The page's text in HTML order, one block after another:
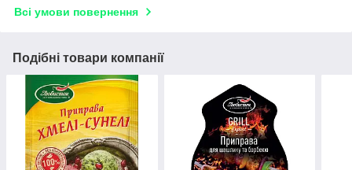
Всі умови повернення
Подібні товари компанії